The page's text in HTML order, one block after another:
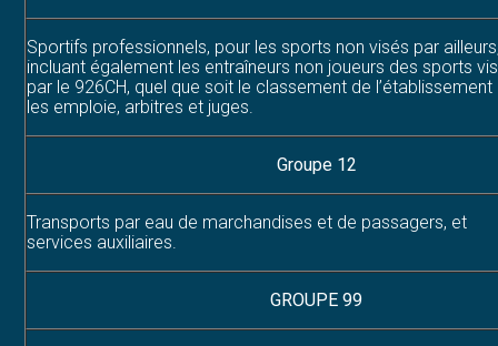
Sportifs professionnels, pour les sports non visés par
incluant également les entraîneurs non joueurs des sports
par le 926CH, quel que soit le classement de l’établissement
les emploie, arbitres et juges.
Groupe 12
Transports par eau de marchandises et de passagers, et
services auxiliaires.
GROUPE 99